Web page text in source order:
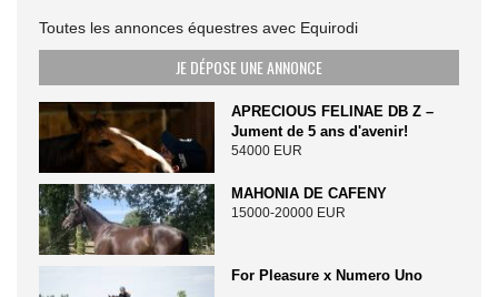
Toutes les annonces équestres avec Equirodi
JE DÉPOSE UNE ANNONCE
APRECIOUS FELINAE DB Z –
Jument de 5 ans d'avenir!
54000 EUR
MAHONIA DE CAFENY
15000-20000 EUR
For Pleasure x Numero Uno